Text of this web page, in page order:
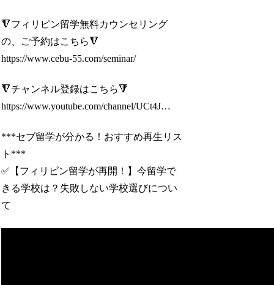
🔻フィリピン留学無料カウンセリング
の、ご予約はこちら🔻
https://www.cebu-55.com/seminar/
🔻チャンネル登録はこちら🔻
https://www.youtube.com/channel/UCt4J…
***セブ留学が分かる！おすすめ再生リス
ト***
✅【フィリピン留学が再開！】今留学で
きる学校は？失敗しない学校選びについ
て